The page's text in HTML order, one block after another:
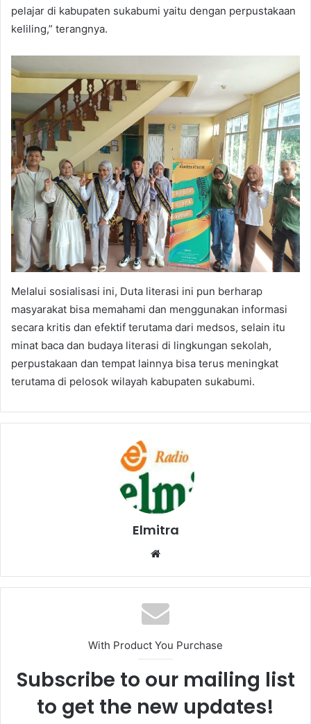
pelajar di kabupaten sukabumi yaitu dengan perpustakaan
keliling,” terangnya.
Melalui sosialisasi ini, Duta literasi ini pun berharap
masyarakat bisa memahami dan menggunakan informasi
secara kritis dan efektif terutama dari medsos, selain itu
minat baca dan budaya literasi di lingkungan sekolah,
perpustakaan dan tempat lainnya bisa terus meningkat
terutama di pelosok wilayah kabupaten sukabumi.
Elmitra
Website
With Product You Purchase
Subscribe to our mailing list
to get the new updates!